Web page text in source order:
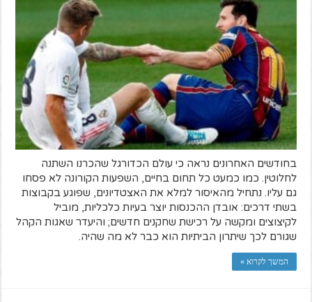
בחודשים האחרונים נראה כי עולם הכדורגל שהכרנו השתנה
לחלוטין. כמו כמעט כל תחום בחיים, השפעות הקורונה לא פסחו
גם עליו. נתחיל מהאיסור למלא את האצטדיונים, שפוגע בקבוצות
בשתי דרכים: אובדן ההכנסות יוצר בעיות כלכליות, מוביל
לקיצוצים ומקשה על רכישת שחקנים חדשים; והיעדר שאגות הקהל
שגורם לכך שיתרון הביתיות הוא כבר לא מה שהיה.
המשך לקרוא »